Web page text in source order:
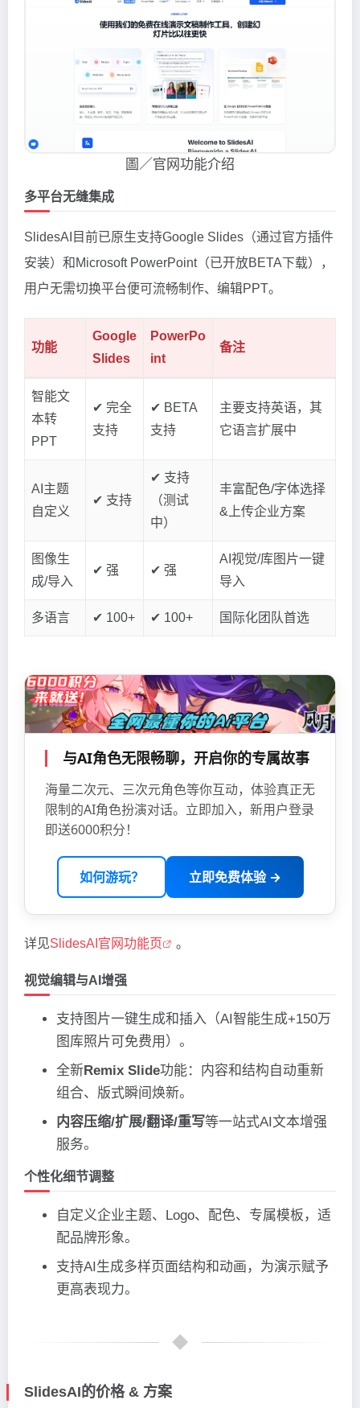
圖／官网功能介绍
多平台无缝集成
SlidesAI目前已原生支持Google Slides（通过官方插件
安装）和Microsoft PowerPoint（已开放BETA下载），
用户无需切换平台便可流畅制作、编辑PPT。
功能
Google
Slides
PowerPo
int
备注
智能文
本转
PPT
✔ 完全
支持
✔ BETA
支持
主要支持英语，其
它语言扩展中
AI主题
自定义
✔ 支持
✔ 支持
（测试
中）
丰富配色/字体选择
&上传企业方案
图像生
成/导入
✔ 强 ✔ 强
AI视觉/库图片一键
导入
多语言 ✔ 100+ ✔ 100+ 国际化团队首选
与AI角色无限畅聊，开启你的专属故事
海量二次元、三次元角色等你互动，体验真正无
限制的AI角色扮演对话。立即加入，新用户登录
即送6000积分！
如何游玩？ 立即免费体验 →
详见SlidesAI官网功能页 。
视觉编辑与AI增强
支持图片一键生成和插入（AI智能生成+150万
图库照片可免费用）。
全新Remix Slide功能：内容和结构自动重新
组合、版式瞬间焕新。
内容压缩/扩展/翻译/重写等一站式AI文本增强
服务。
个性化细节调整
自定义企业主题、Logo、配色、专属模板，适
配品牌形象。
支持AI生成多样页面结构和动画，为演示赋予
更高表现力。
SlidesAI的价格 & 方案